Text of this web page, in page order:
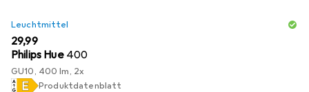
Leuchtmittel
EUR
29,99
Philips Hue 400
GU10, 400 lm, 2x
Produktdatenblatt